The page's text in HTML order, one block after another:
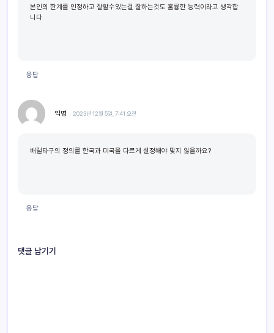
본인의 한계를 인정하고 잘할수있는걸 잘하는것도 훌륭한 능력이라고 생각합
니다
응답
익명 2023년 12월 5일, 7:41 오전
배럴타구의 정의를 한국과 미국을 다르게 설정해야 맞지 않을까요?
응답
댓글 남기기